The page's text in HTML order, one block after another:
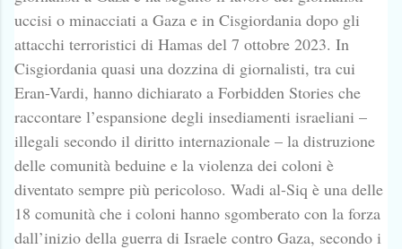
uccisi o minacciati a Gaza e in Cisgiordania dopo gli
attacchi terroristici di Hamas del 7 ottobre 2023. In
Cisgiordania quasi una dozzina di giornalisti, tra cui
Eran-Vardi, hanno dichiarato a Forbidden Stories che
raccontare l’espansione degli insediamenti israeliani –
illegali secondo il diritto internazionale – la distruzione
delle comunità beduine e la violenza dei coloni è
diventato sempre più pericoloso. Wadi al-Siq è una delle
18 comunità che i coloni hanno sgomberato con la forza
dall’inizio della guerra di Israele contro Gaza, secondo i